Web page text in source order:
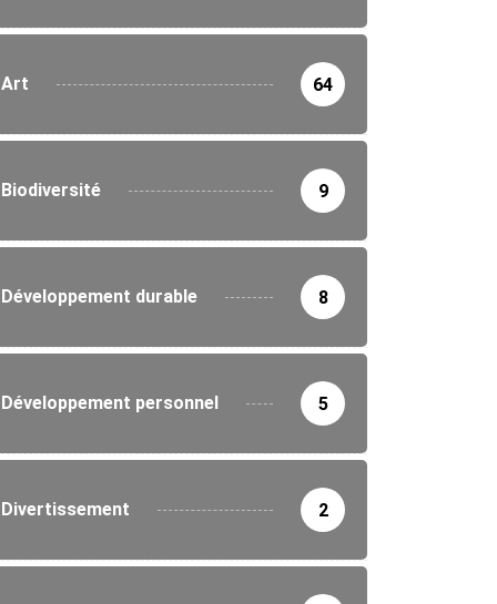
Art 64
Biodiversité 9
Développement durable 8
Développement personnel 5
Divertissement 2